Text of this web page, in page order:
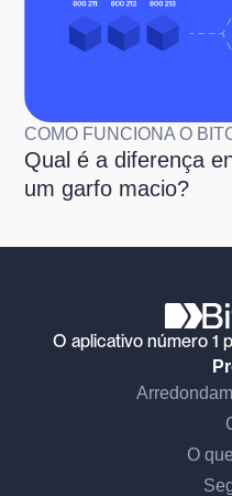
COMO FUNCIONA O
Qual é a diferença
um garfo macio?
O aplicativo número 1
O